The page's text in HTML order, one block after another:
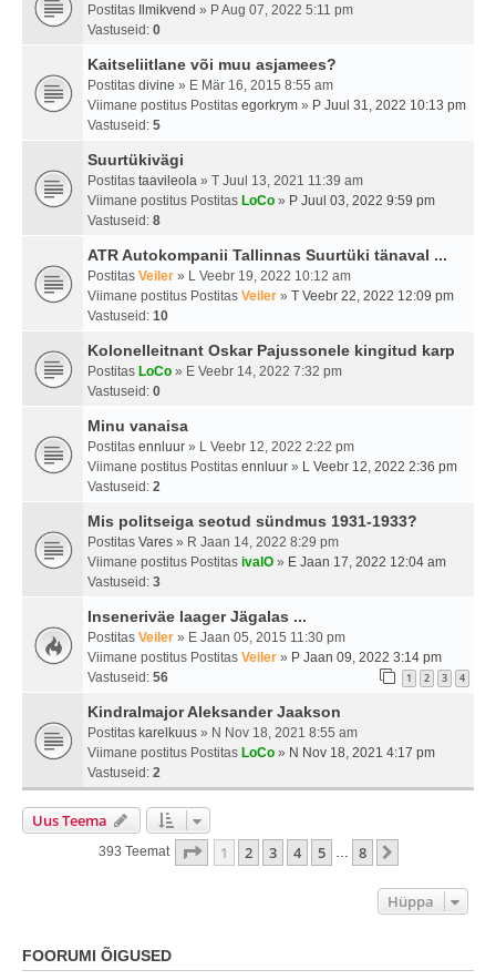
Postitas Ilmikvend » P Aug 07, 2022 5:11 pm
Vastuseid: 0
Kaitseliitlane või muu asjamees?
Postitas divine » E Mär 16, 2015 8:55 am
Viimane postitus Postitas egorkrym » P Juul 31, 2022 10:13 pm
Vastuseid: 5
Suurtükivägi
Postitas taavileola » T Juul 13, 2021 11:39 am
Viimane postitus Postitas LoCo » P Juul 03, 2022 9:59 pm
Vastuseid: 8
ATR Autokompanii Tallinnas Suurtüki tänaval ...
Postitas Veiler » L Veebr 19, 2022 10:12 am
Viimane postitus Postitas Veiler » T Veebr 22, 2022 12:09 pm
Vastuseid: 10
Kolonelleitnant Oskar Pajussonele kingitud karp
Postitas LoCo » E Veebr 14, 2022 7:32 pm
Vastuseid: 0
Minu vanaisa
Postitas ennluur » L Veebr 12, 2022 2:22 pm
Viimane postitus Postitas ennluur » L Veebr 12, 2022 2:36 pm
Vastuseid: 2
Mis politseiga seotud sündmus 1931-1933?
Postitas Vares » R Jaan 14, 2022 8:29 pm
Viimane postitus Postitas ivalO » E Jaan 17, 2022 12:04 am
Vastuseid: 3
Inseneriväe laager Jägalas ...
Postitas Veiler » E Jaan 05, 2015 11:30 pm
Viimane postitus Postitas Veiler » P Jaan 09, 2022 3:14 pm
Vastuseid: 56 1 2 3 4
Kindralmajor Aleksander Jaakson
Postitas karelkuus » N Nov 18, 2021 8:55 am
Viimane postitus Postitas LoCo » N Nov 18, 2021 4:17 pm
Vastuseid: 2
Uus Teema
393 Teemat 1 . Leht8 -st
1 2 3 4 5 … 8
Hüppa
FOORUMI ÕIGUSED